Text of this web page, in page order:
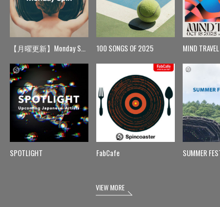
【月曜更新】Monday Spin
SPOTLIGHT
100 SONGS OF 2025
FabCafe
MIND TRAVEL
SUMMER
VIEW MORE